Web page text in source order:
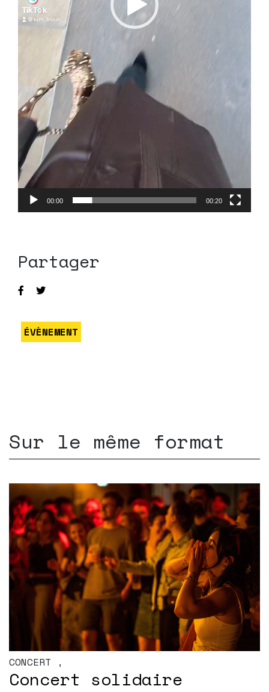
00:00 00:20
Partager
ÉVÈNEMENT
Sur le même format
CONCERT ,
Concert solidaire